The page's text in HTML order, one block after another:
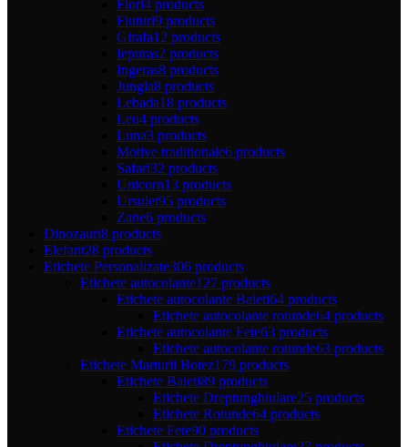
Flori4 products
Fluturi9 products
Girafa12 products
Iepuras2 products
Ingeras8 products
Jungla8 products
Lebada18 products
Leu4 products
Luna3 products
Motive traditionale6 products
Safari32 products
Unicorn13 products
Ursulet95 products
Zane6 products
Dinozauri8 products
Elefant28 products
Etichete Personalizate306 products
Etichete autocolante127 products
Etichete autocolante Baieti64 products
Etichete autocolante rotunde64 products
Etichete autocolante Fete63 products
Etichete autocolante rotunde63 products
Etichete Marturii Botez179 products
Etichete Baieti89 products
Etichete Dreptunghiulare25 products
Etichete Rotunde64 products
Etichete Fete90 products